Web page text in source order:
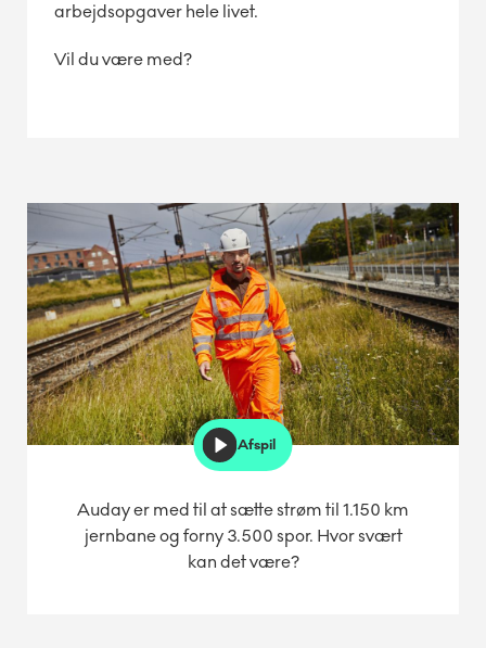
arbejdsopgaver hele livet.
Vil du være med?
Auday er med til at sætte strøm til 1.150 km
jernbane og forny 3.500 spor. Hvor svært
kan det være?
Afspil